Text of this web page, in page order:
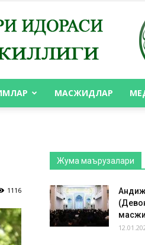
МАСЖИДЛАР
1116
Жума маърузалари
Андижон
Булоқбоши туман